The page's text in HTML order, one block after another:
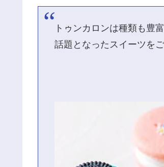
トゥンカロンは種類も豊
話題となったスイーツを